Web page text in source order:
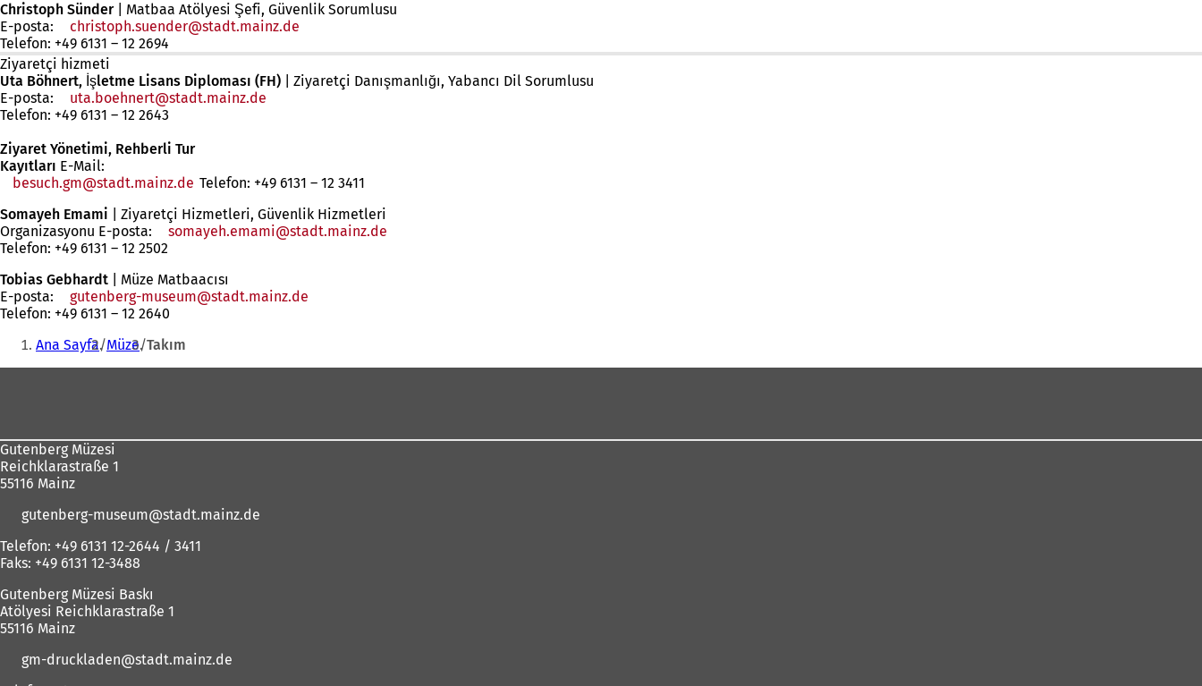
Christoph Sünder
| Matbaa Atölyesi Şefi, Güvenlik Sorumlusu
E-posta:
christoph.suender stadt.mainz de
Telefon: +49 6131 – 12 2694
Ziyaretçi hizmeti
Uta Böhnert, İşletme Lisans Diploması (FH) | Ziyaretçi Danışmanlığı, Yabancı Dil Sorumlusu
E-posta:
uta.boehnert stadt.mainz de
Telefon: +49 6131 – 12 2643
Ziyaret Yönetimi, Rehberli Tur
Kayıtları E-Mail:
besuch.gm
stadt.mainz de Telefon: +49 6131 – 12 3411
Somayeh Emami | Ziyaretçi Hizmetleri, Güvenlik Hizmetleri
Organizasyonu E-posta:
somayeh.emami stadt.mainz de
Telefon: +49 6131 – 12 2502
Tobias Gebhardt | Müze Matbaacısı
E-posta:
gutenberg-museum stadt.mainz de
Telefon: +49 6131 – 12 2640
Buradasınız:
Ana Sayfa Müze Takım
Gutenberg Müzesi
Reichklarastraße 1
55116 Mainz
gutenberg-museum
stadt.mainz de
Telefon: +49 6131 12-2644 / 3411
Faks: +49 6131 12-3488
Gutenberg Müzesi Baskı
Atölyesi Reichklarastraße 1
55116 Mainz
gm-druckladen
stadt.mainz de